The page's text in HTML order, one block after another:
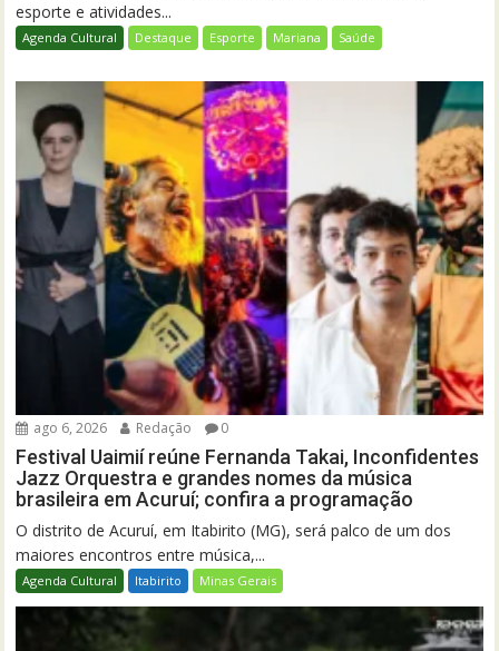
esporte e atividades...
Agenda Cultural Destaque Esporte Mariana Saúde
ago 6, 2026 Redação 0
Festival Uaimií reúne Fernanda Takai, Inconfidentes
Jazz Orquestra e grandes nomes da música
brasileira em Acuruí; confira a programação
O distrito de Acuruí, em Itabirito (MG), será palco de um dos
maiores encontros entre música,...
Agenda Cultural Itabirito Minas Gerais